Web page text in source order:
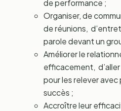
de performance ;
Organiser, de
de réunions,
parole devant un
Améliorer le
efficacement,
pour les relever avec
succès ;
Accroître leur